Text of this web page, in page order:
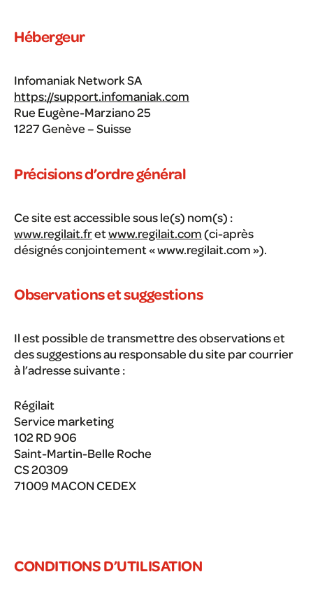
Hébergeur
Infomaniak Network SA
https://support.infomaniak.com
Rue Eugène-Marziano 25
1227 Genève – Suisse
Précisions d’ordre général
Ce site est accessible sous le(s) nom(s) :
www.regilait.fretwww.regilait.com(ci-après
désignés conjointement « www.regilait.com »).
Observations et suggestions
Il est possible de transmettre des observations et
des suggestions au responsable du site par courrier
à l’adresse suivante :
Régilait
Service marketing
102 RD 906
Saint-Martin-Belle Roche
CS 20309
71009 MACON CEDEX
CONDITIONS D’UTILISATION